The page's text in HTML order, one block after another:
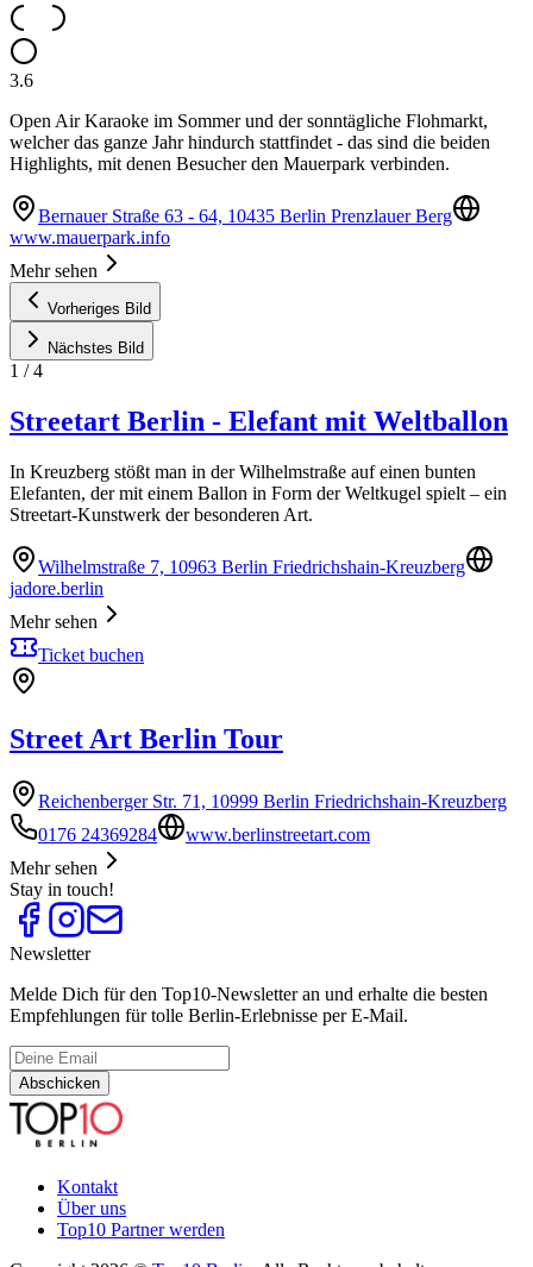
3.6
Open Air Karaoke im Sommer und der sonntägliche Flohmarkt,
welcher das ganze Jahr hindurch stattfindet - das sind die beiden
Highlights, mit denen Besucher den Mauerpark verbinden.
Bernauer Straße 63 - 64, 10435 Berlin Prenzlauer Berg
www.mauerpark.info
Mehr sehen
Vorheriges Bild
Nächstes Bild
1 /4
Streetart Berlin - Elefant mit Weltballon
In Kreuzberg stößt man in der Wilhelmstraße auf einen bunten
Elefanten, der mit einem Ballon in Form der Weltkugel spielt – ein
Streetart-Kunstwerk der besonderen Art.
Wilhelmstraße 7, 10963 Berlin Friedrichshain-Kreuzberg
jadore.berlin
Mehr sehen
Ticket buchen
Street Art Berlin Tour
Reichenberger Str. 71, 10999 Berlin Friedrichshain-Kreuzberg
0176 24369284
www.berlinstreetart.com
Mehr sehen
Stay in touch!
Newsletter
Melde Dich für den Top10-Newsletter an und erhalte die besten
Empfehlungen für tolle Berlin-Erlebnisse per E-Mail.
Abschicken
Kontakt
Über uns
Top10 Partner werden